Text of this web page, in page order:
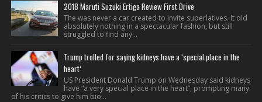
2018 Maruti Suzuki Ertiga Review First Drive
The was never a car created to invite superlatives. It did
absolutely nothing in a spectacular fashion, but still
struggled to find any...
Trump trolled for saying kidneys have a ‘special place in the
heart’
US President Donald Trump on Wednesday said kidneys
have “a very special place in the heart”, prompting many
of his critics to give him bio...